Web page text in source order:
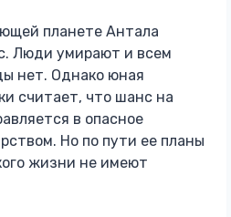
планете Антала
Люди умирают и всем
нет. Однако юная
считает, что шанс на
в опасное
Но по пути ее планы
жизни не имеют